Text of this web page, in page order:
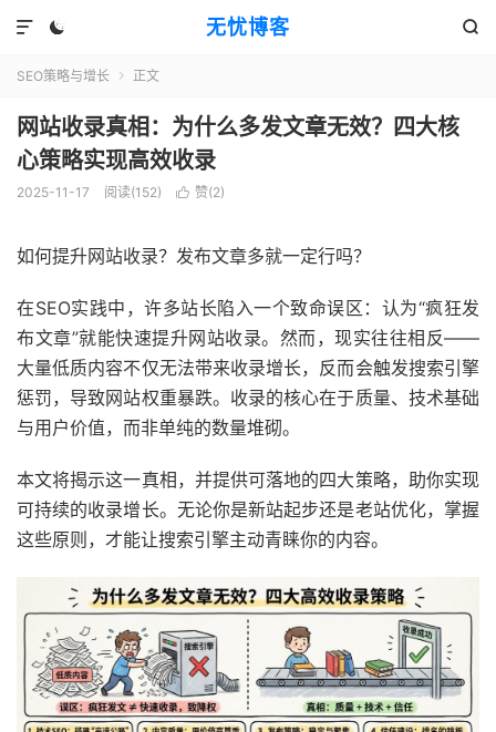
无忧博客
 

SEO策略与增长  正文
网站收录真相：为什么多发文章无效？四大核
心策略实现高效收录
2025-11-17 阅读(152)  赞(2)
如何提升网站收录？发布文章多就一定行吗？
在SEO实践中，许多站长陷入一个致命误区：认为“疯狂发
布文章”就能快速提升网站收录。然而，现实往往相反——
大量低质内容不仅无法带来收录增长，反而会触发搜索引擎
惩罚，导致网站权重暴跌。收录的核心在于质量、技术基础
与用户价值，而非单纯的数量堆砌。
本文将揭示这一真相，并提供可落地的四大策略，助你实现
可持续的收录增长。无论你是新站起步还是老站优化，掌握
这些原则，才能让搜索引擎主动青睐你的内容。